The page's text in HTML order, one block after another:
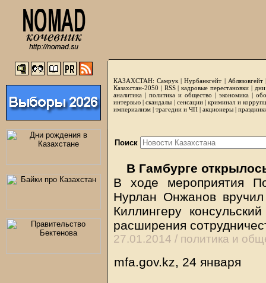
КАЗАХСТАН: Самрук |Нурбанкгейт | Аблязовгейт
Казахстан-2050 | RSS|кадровые перестановки|
аналитика | политика и общество | экономика |
интервью |скандалы | сенсации|криминал и
империализм | трагедии и ЧП | акционеры |
Поиск
В Гамбурге
В ходе мероприятия
Нурлан Онжанов
Киллингеру
расширения
27.01.2014 / политика и
mfa.gov.kz, 24 января